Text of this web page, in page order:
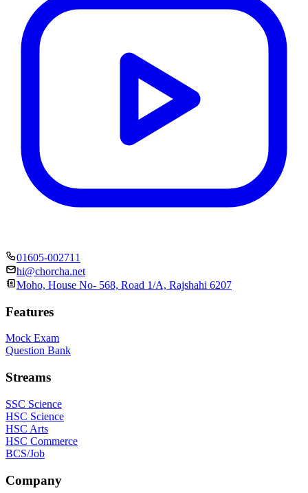
01605-002711
hi@chorcha.net
Moho, House No- 568, Road 1/A, Rajshahi 6207
Features
Mock Exam
Question Bank
Streams
SSC Science
HSC Science
HSC Arts
HSC Commerce
BCS/Job
Company